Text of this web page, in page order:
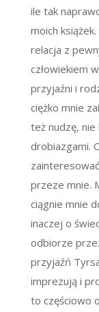
ile tak
moich
relacja z
człowiekiem
przyjaźni i
ciężko mnie
też nudzę, nie
drobiazgami.
przeze mnie.
ciągnie mnie
inaczej o
odbiorze
przyjaźń
imprezują i
to częściowo